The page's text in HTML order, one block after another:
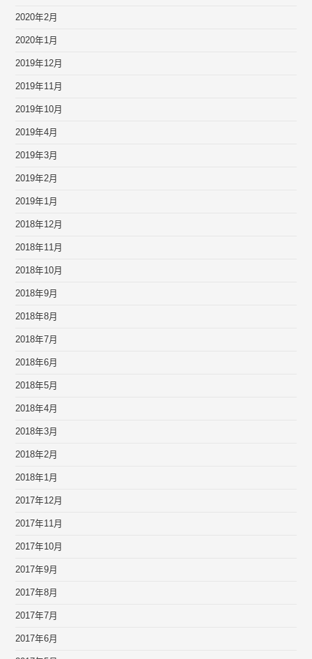
2020年2月
2020年1月
2019年12月
2019年11月
2019年10月
2019年4月
2019年3月
2019年2月
2019年1月
2018年12月
2018年11月
2018年10月
2018年9月
2018年8月
2018年7月
2018年6月
2018年5月
2018年4月
2018年3月
2018年2月
2018年1月
2017年12月
2017年11月
2017年10月
2017年9月
2017年8月
2017年7月
2017年6月